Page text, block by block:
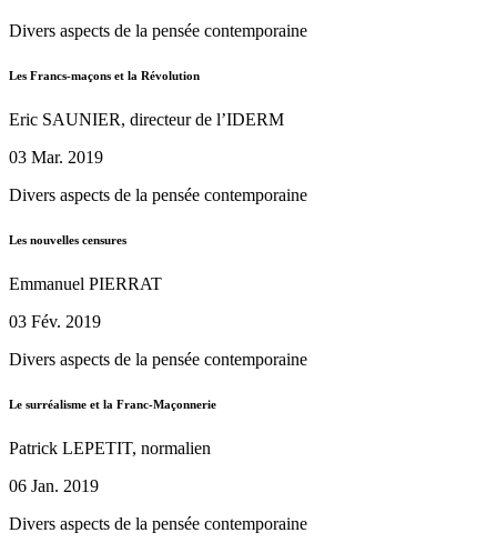
Divers aspects de la pensée contemporaine
Les Francs-maçons et la Révolution
Eric SAUNIER, directeur de l’IDERM
03 Mar. 2019
Divers aspects de la pensée contemporaine
Les nouvelles censures
Emmanuel PIERRAT
03 Fév. 2019
Divers aspects de la pensée contemporaine
Le surréalisme et la Franc-Maçonnerie
Patrick LEPETIT, normalien
06 Jan. 2019
Divers aspects de la pensée contemporaine